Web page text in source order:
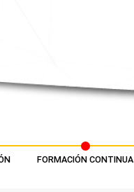
FORMACIÓN CONTINUA